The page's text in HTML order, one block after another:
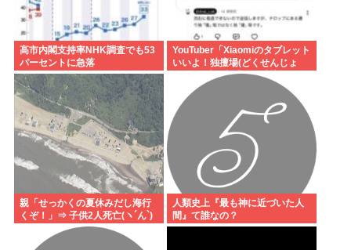
高市内閣支持率NHK調査でも53
パーセントに急落
YouTuber「Xiaomiのタブレット
いいよ！独擅場(どくせんじょ
う)！」愛国者「？！独壇場→ど
くだんじょう、な？中国人
（笑）」シュバババ
親「せっかくの夏休みだし海行
くぞ！」⇒ 子供2人死亡(ヽ´ん`)
人類史上『最も神に近づいた人
間』て誰なの？